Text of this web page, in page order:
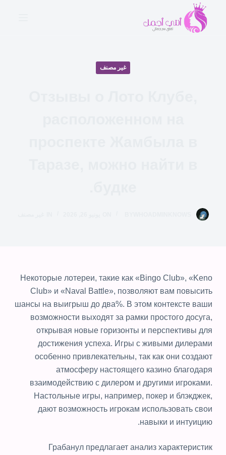
غير مصنف
Некоторые лотереи, такие как «Bingo Club», «Keno
Club» и «Naval Battle», позволяют вам повысить
шансы на выигрыш до два%. В этом контексте ваши
возможности выходят за рамки простого досуга,
открывая новые горизонты и перспективы для
достижения успеха. Игры с живыми дилерами
особенно привлекательны, так как они создают
атмосферу настоящего казино благодаря
взаимодействию с дилером и другими игроками.
Настольные игры, например, покер и блэкджек,
дают возможность игрокам использовать свои
навыки и интуицию.
Грабанул предлагает анализ характеристик